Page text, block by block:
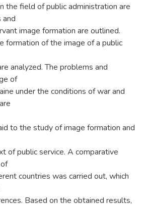
the field of public administration are
and
image formation are outlined.
formation of the image of a public
analyzed. The problems and
of
under the conditions of war and
to the study of image formation and
of public service. A comparative
countries was carried out, which
Based on the obtained results,